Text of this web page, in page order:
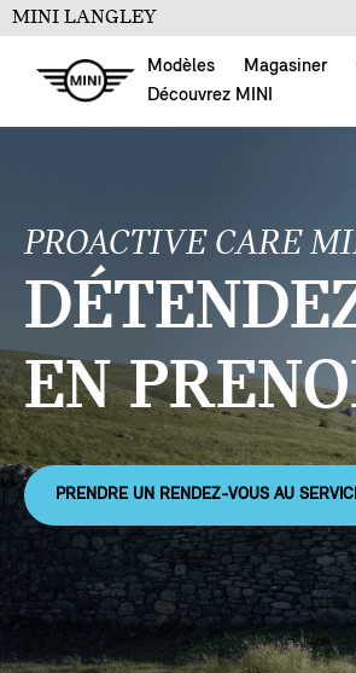
MINI LANGLEY
Modèles Magasiner
Découvrez MINI
PROACTIVE CARE
EN
PRENDRE UN RENDEZ-VOUS AU